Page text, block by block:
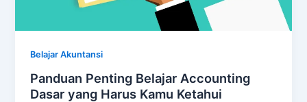
Belajar Akuntansi
Panduan Penting Belajar Accounting
Dasar yang Harus Kamu Ketahui